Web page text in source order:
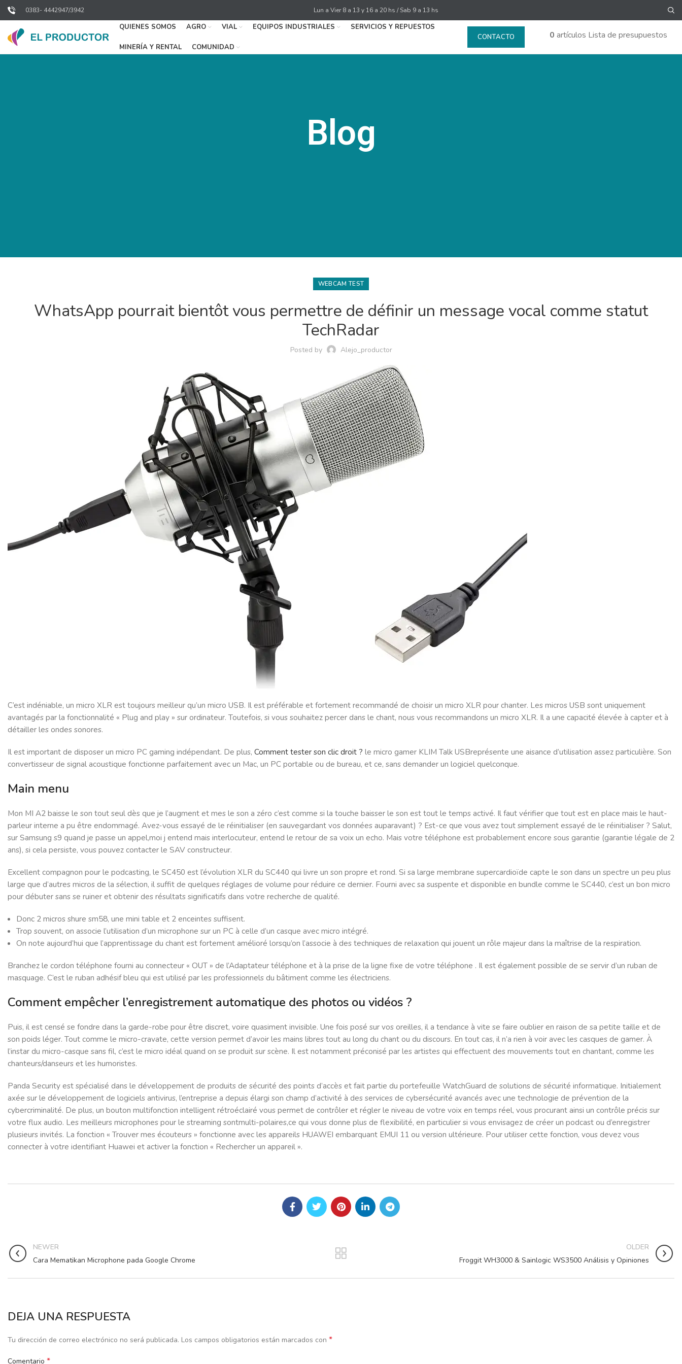
0383- 4442947/3942 Lun a Vier 8 a 13 y 16 a 20 hs / Sab 9 a 13 hs
QUIENES SOMOS AGRO VIAL EQUIPOS INDUSTRIALES SERVICIOS Y REPUESTOS
MINERÍA Y RENTAL COMUNIDAD
CONTACTO 0 artículos Lista de presupuestos
Blog
WEBCAM TEST
WhatsApp pourrait bientôt vous permettre de définir un message vocal comme statut
TechRadar
Posted by Alejo_productor
C’est indéniable, un micro XLR est toujours meilleur qu’un micro USB. Il est préférable et fortement recommandé de choisir un micro XLR pour chanter. Les micros USB sont uniquement
avantagés par la fonctionnalité « Plug and play » sur ordinateur. Toutefois, si vous souhaitez percer dans le chant, nous vous recommandons un micro XLR. Il a une capacité élevée à capter et à
détailler les ondes sonores.
Il est important de disposer un micro PC gaming indépendant. De plus, Comment tester son clic droit ? le micro gamer KLIM Talk USBreprésente une aisance d’utilisation assez particulière. Son
convertisseur de signal acoustique fonctionne parfaitement avec un Mac, un PC portable ou de bureau, et ce, sans demander un logiciel quelconque.
Main menu
Mon MI A2 baisse le son tout seul dès que je l’augment et mes le son a zéro c’est comme si la touche baisser le son est tout le temps activé. Il faut vérifier que tout est en place mais le haut-
parleur interne a pu être endommagé. Avez-vous essayé de le réinitialiser (en sauvegardant vos données auparavant) ? Est-ce que vous avez tout simplement essayé de le réinitialiser ? Salut,
sur Samsung s9 quand je passe un appel,moi j entend mais interlocuteur, entend le retour de sa voix un echo. Mais votre téléphone est probablement encore sous garantie (garantie légale de 2
ans), si cela persiste, vous pouvez contacter le SAV constructeur.
Excellent compagnon pour le podcasting, le SC450 est l’évolution XLR du SC440 qui livre un son propre et rond. Si sa large membrane supercardioïde capte le son dans un spectre un peu plus
large que d’autres micros de la sélection, il suffit de quelques réglages de volume pour réduire ce dernier. Fourni avec sa suspente et disponible en bundle comme le SC440, c’est un bon micro
pour débuter sans se ruiner et obtenir des résultats significatifs dans votre recherche de qualité.
Donc 2 micros shure sm58, une mini table et 2 enceintes suffisent.
Trop souvent, on associe l’utilisation d’un microphone sur un PC à celle d’un casque avec micro intégré.
On note aujourd’hui que l’apprentissage du chant est fortement amélioré lorsqu’on l’associe à des techniques de relaxation qui jouent un rôle majeur dans la maîtrise de la respiration.
Branchez le cordon téléphone fourni au connecteur « OUT » de l’Adaptateur téléphone et à la prise de la ligne fixe de votre téléphone . Il est également possible de se servir d’un ruban de
masquage. C’est le ruban adhésif bleu qui est utilisé par les professionnels du bâtiment comme les électriciens.
Comment empêcher l’enregistrement automatique des photos ou vidéos ?
Puis, il est censé se fondre dans la garde-robe pour être discret, voire quasiment invisible. Une fois posé sur vos oreilles, il a tendance à vite se faire oublier en raison de sa petite taille et de
son poids léger. Tout comme le micro-cravate, cette version permet d’avoir les mains libres tout au long du chant ou du discours. En tout cas, il n’a rien à voir avec les casques de gamer. À
l’instar du micro-casque sans fil, c’est le micro idéal quand on se produit sur scène. Il est notamment préconisé par les artistes qui effectuent des mouvements tout en chantant, comme les
chanteurs/danseurs et les humoristes.
Panda Security est spécialisé dans le développement de produits de sécurité des points d’accès et fait partie du portefeuille WatchGuard de solutions de sécurité informatique. Initialement
axée sur le développement de logiciels antivirus, l’entreprise a depuis élargi son champ d’activité à des services de cybersécurité avancés avec une technologie de prévention de la
cybercriminalité. De plus, un bouton multifonction intelligent rétroéclairé vous permet de contrôler et régler le niveau de votre voix en temps réel, vous procurant ainsi un contrôle précis sur
votre flux audio. Les meilleurs microphones pour le streaming sontmulti-polaires,ce qui vous donne plus de flexibilité, en particulier si vous envisagez de créer un podcast ou d’enregistrer
plusieurs invités. La fonction « Trouver mes écouteurs » fonctionne avec les appareils HUAWEI embarquant EMUI 11 ou version ultérieure. Pour utiliser cette fonction, vous devez vous
connecter à votre identifiant Huawei et activer la fonction « Rechercher un appareil ».
NEWER
Cara Mematikan Microphone pada Google Chrome
OLDER
Froggit WH3000 & Sainlogic WS3500 Análisis y Opiniones
DEJA UNA RESPUESTA
Tu dirección de correo electrónico no será publicada. Los campos obligatorios están marcados con *
Comentario *